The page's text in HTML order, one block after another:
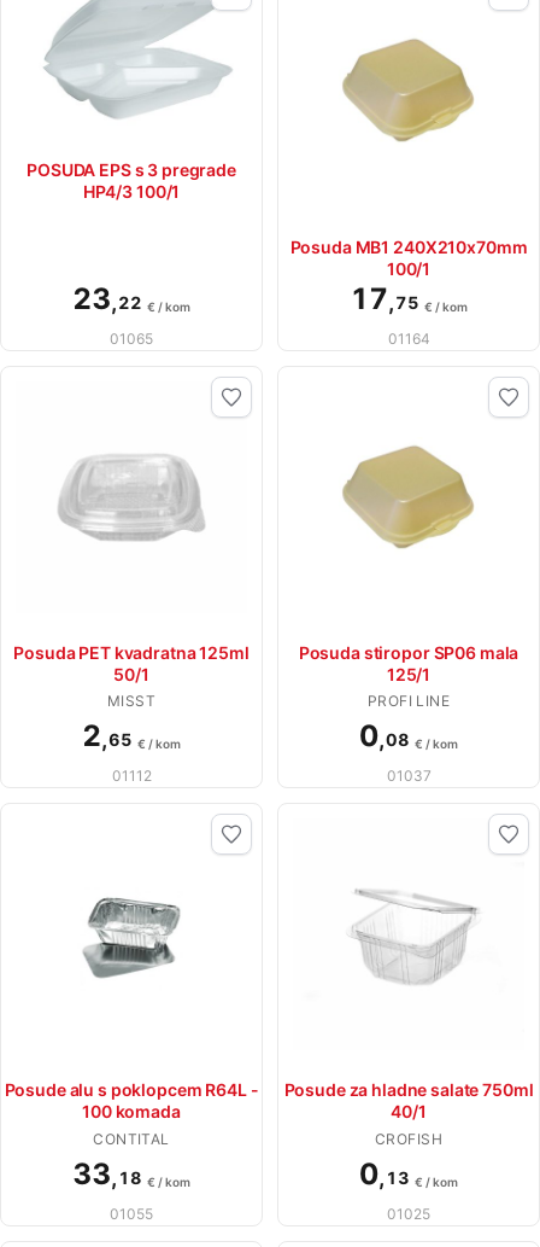
POSUDA EPS s 3 pregrade
HP4/3 100/1
23,22 € / kom
01065
Posuda MB1 240X210x70mm
100/1
17,75 € / kom
01164
Posuda PET kvadratna 125ml
50/1
MISST
2,65 € / kom
01112
Posuda stiropor SP06 mala
125/1
PROFI LINE
0,08 € / kom
01037
Posude alu s poklopcem R64L -
100 komada
CONTITAL
33, 18 € / kom
01055
Posude za hladne salate 750ml
40/1
CROFISH
0, 13 € / kom
01025